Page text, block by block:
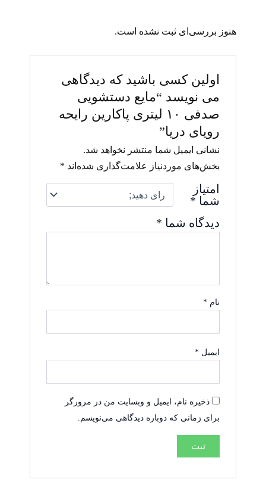
هنوز بررسی‌ای ثبت نشده است.
اولین کسی باشید که دیدگاهی
می نویسد “مایع دستشویی
صدفی ۱۰ لیتری پاکارین رایحه
رویای دریا”
نشانی ایمیل شما منتشر نخواهد شد.
بخش‌های موردنیاز علامت‌گذاری شده‌اند *
امتیاز
شما *
دیدگاه شما *
نام*
ایمیل*
ذخیره نام، ایمیل و وبسایت من در مرورگر
برای زمانی که دوباره دیدگاهی می‌نویسم.